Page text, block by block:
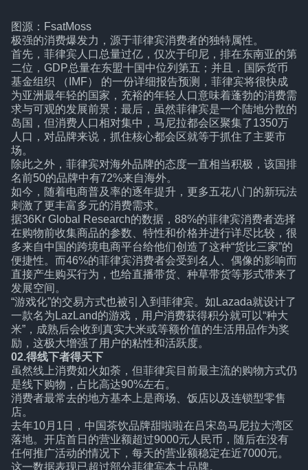
图源：FsatMoss
极强的消费爆发力，源于菲律宾消费者的独特属性。
首先，菲律宾人口总量过亿，仅次于印尼，排在东南亚的第
二位，GDP总量在东盟十国中位列第五；并且，国际货币
基金组织 （IMF） 的一份详细报告预测，菲律宾将很快成
为亚洲最年轻的国家，充裕的年轻人口意味着蓬勃的消费需
求与可观的发展前景；最后，虽然菲律宾是一个陆地分散的
岛国，但消费人口相对集中，马尼拉都会区聚集了1350万
人口，对品牌来说，抓住核心都会区就等于抓住了主要市
场。
除此之外，菲律宾对海外品牌的态度一直相当积极，该国排
名前50的品牌中有72%来自海外。
如今，随着电商普及率的逐年提升，更多五花八门的新玩法
刺激了更丰富多元的消费需求。
据36Kr Global Research的数据，88%的菲律宾消费者选择
在购物前收集商品的参数、特性和价格并进行详尽比较，很
多来自中国的跨境电商平台给他们创造了这种“货比三家”的
便捷性。而46%的菲律宾消费者会受到名人、偶像的影响而
直接产生购买行为，也给直播带货、种草带货等形式带来了
发展空间。
“游戏化”的交易方式也被引入到菲律宾。如Lazada就设计了
一款名为LazLand的游戏，用户消费获得积分就可以“种大
米”，成熟后会收到真实大米或等额价值的生活用品作为奖
励，这极大增强了用户的粘性和活跃度。
02.得线下者得天下
虽然线上消费如火如荼，但菲律宾目前最主流的购物方式仍
是线下购物，占比高达90%左右。
消费者最常去的地方基本上是商场、饭店以及连锁型零售
店。
去年10月1日，中国茶饮品牌甜啦啦在吕宋岛马尼拉大湾区
落地。开店首日的营业额超过9000元人民币，随后在没有
任何推广活动的情况下，每天的营业额稳定在近7000元。
这一数据表现已超过部分菲律宾本土品牌。